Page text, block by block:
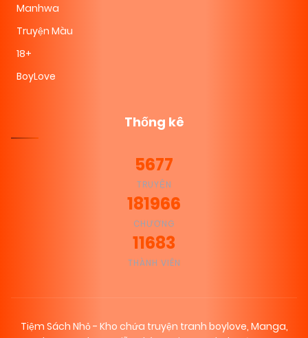
Manhwa
Truyện Màu
18+
BoyLove
Thống kê
5677
TRUYỆN
181966
CHƯƠNG
11683
THÀNH VIÊN
Tiệm Sách Nhỏ - Kho chứa truyện tranh boylove, Manga,